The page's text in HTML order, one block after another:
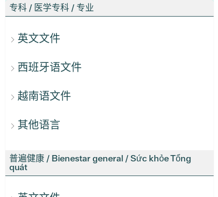
专科 / 医学专科 / 专业
英文文件
西班牙语文件
越南语文件
其他语言
普遍健康 / Bienestar general / Sức khỏe Tổng
quát